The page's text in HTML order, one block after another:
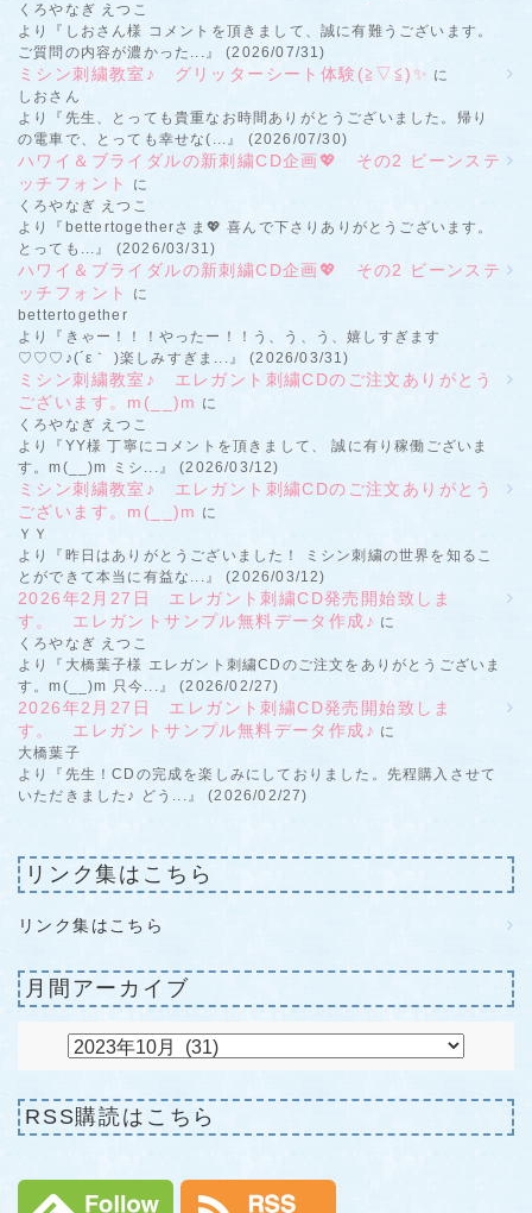
くろやなぎ えつこ
より『しおさん様 コメントを頂きまして、誠に有難うございます。
ご質問の内容が濃かった...』 (2026/07/31)
ミシン刺繍教室♪ グリッターシート体験(≧▽≦)✨ に
しおさん
より『先生、とっても貴重なお時間ありがとうございました。帰り
の電車で、とっても幸せな(...』 (2026/07/30)
ハワイ＆ブライダルの新刺繍CD企画💖 その2 ビーンステ
ッチフォント
に
くろやなぎ えつこ
より『bettertogetherさま💖 喜んで下さりありがとうございます。
とっても...』 (2026/03/31)
ハワイ＆ブライダルの新刺繍CD企画💖 その2 ビーンステ
ッチフォント
に
bettertogether
より『きゃー！！！やったー！！う、う、う、嬉しすぎます
♡♡♡♪(´ε｀ )楽しみすぎま...』 (2026/03/31)
ミシン刺繍教室♪ エレガント刺繍CDのご注文ありがとう
ございます。m(__)m に
くろやなぎ えつこ
より『YY様 丁寧にコメントを頂きまして、 誠に有り稼働ございま
す。m(__)m ミシ...』 (2026/03/12)
ミシン刺繍教室♪ エレガント刺繍CDのご注文ありがとう
ございます。m(__)m に
ＹＹ
より『昨日はありがとうございました！ ミシン刺繍の世界を知るこ
とができて本当に有益な...』 (2026/03/12)
2026年2月27日 エレガント刺繍CD発売開始致しま
す。 エレガントサンプル無料データ作成♪ に
くろやなぎ えつこ
より『大橋葉子様 エレガント刺繍CDのご注文をありがとうございま
す。m(__)m 只今...』 (2026/02/27)
2026年2月27日 エレガント刺繍CD発売開始致しま
す。 エレガントサンプル無料データ作成♪ に
大橋葉子
より『先生！CDの完成を楽しみにしておりました。先程購入させて
いただきました♪ どう...』 (2026/02/27)
リンク集はこちら
リンク集はこちら
月間アーカイブ
RSS購読はこちら